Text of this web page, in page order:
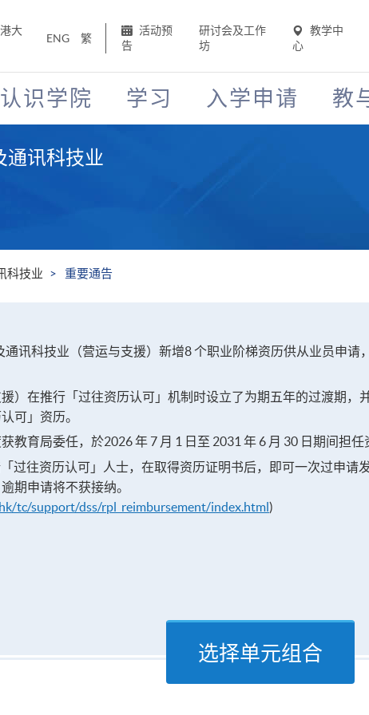
大
ENG 繁
活动预
告
研讨会及工作
坊
教学中
心
认识学院 学习 入学申请 教
通讯科技业
科技业 重要通告
通讯科技业（营运与支援）新增8 个职业阶梯资历供从业员申
）在推行「过往资历认可」机制时设立了为期五年的过渡期
可」资历。
教育局委任，於2026 年 7 月 1 日至 2031 年 6 月 30 日期间担
过往资历认可」人士，在取得资历证明书后，即可一次过申请
期申请将不获接纳。
tc/support/dss/rpl_reimbursement/index.html)
选择单元组合